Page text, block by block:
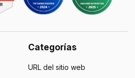
Categorías
URL del sitio web